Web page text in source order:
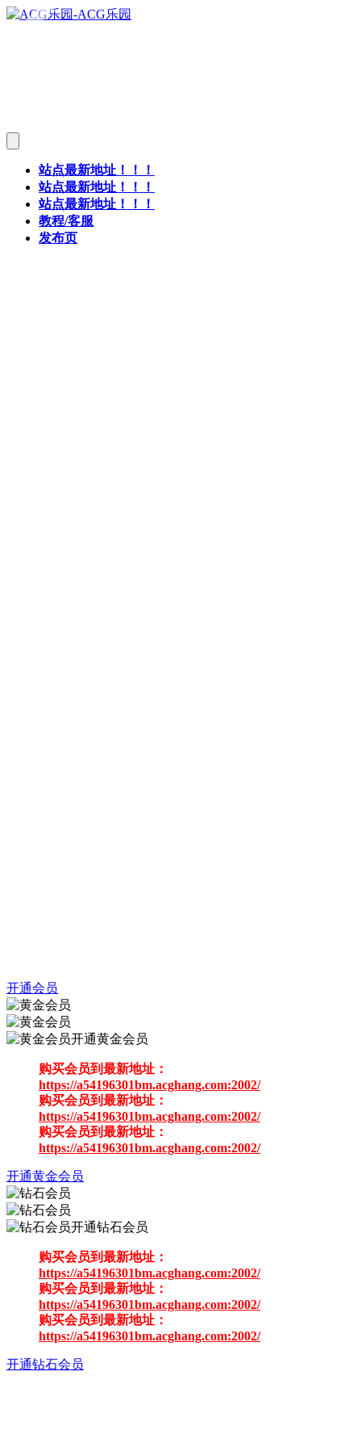
站点最新地址！！！
站点最新地址！！！
站点最新地址！！！
教程/客服
发布页
开通会员
开通黄金会员
购买会员到最新地址：
https://a54196301bm.acghang.com:2002/
购买会员到最新地址：
https://a54196301bm.acghang.com:2002/
购买会员到最新地址：
https://a54196301bm.acghang.com:2002/
开通黄金会员
开通钻石会员
购买会员到最新地址：
https://a54196301bm.acghang.com:2002/
购买会员到最新地址：
https://a54196301bm.acghang.com:2002/
购买会员到最新地址：
https://a54196301bm.acghang.com:2002/
开通钻石会员